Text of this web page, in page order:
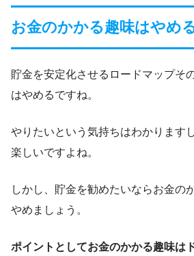
お金のかかる趣味はやめ
貯金を安定化させるロードマップそ
はやめるですね。
やりたいという気持ちはわかります
楽しいですよね。
しかし、貯金を勧めたいならお金の
やめましょう。
ポイントとしてお金のかかる趣味は